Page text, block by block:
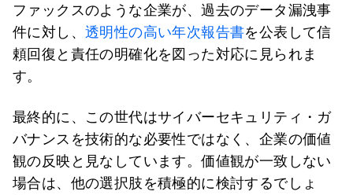
ファックスのような企業が、過去のデータ漏洩事
件に対し、 透明性の高い年次報告書を公表して信
頼回復と責任の明確化を図った対応に見られま
す。
最終的に、この世代はサイバーセキュリティ・ガ
バナンスを技術的な必要性ではなく、企業の価値
観の反映と見なしています。価値観が一致しない
場合は、他の選択肢を積極的に検討するでしょ